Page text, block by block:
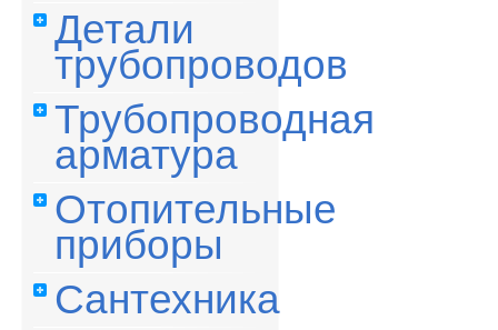
Детали
трубопроводов
Трубопроводная
арматура
Отопительные
приборы
Сантехника